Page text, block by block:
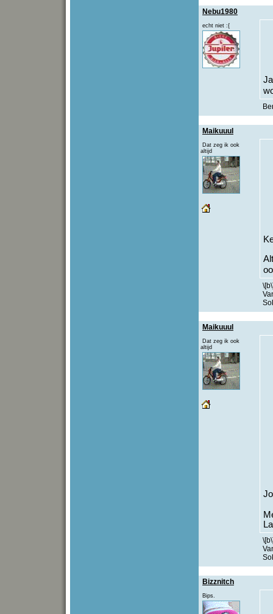
Nebu1980
echt niet :{
Maikuuul
Dat zeg ik ook
altijd
Maikuuul
Dat zeg ik ook
altijd
Bizznitch
Bips.